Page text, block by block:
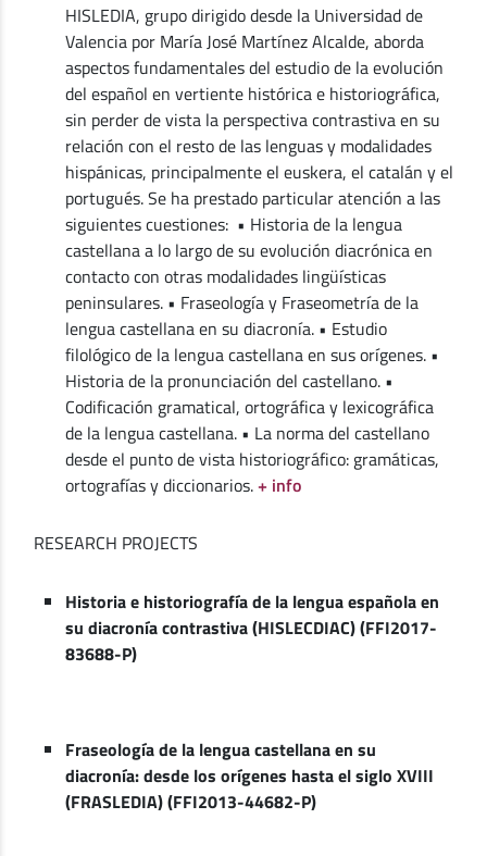
HISLEDIA, grupo dirigido desde la Universidad de
Valencia por María José Martínez Alcalde, aborda
aspectos fundamentales del estudio de la evolución
del español en vertiente histórica e historiográfica,
sin perder de vista la perspectiva contrastiva en su
relación con el resto de las lenguas y modalidades
hispánicas, principalmente el euskera, el catalán y el
portugués. Se ha prestado particular atención a las
siguientes cuestiones: • Historia de la lengua
castellana a lo largo de su evolución diacrónica en
contacto con otras modalidades lingüísticas
peninsulares. • Fraseología y Fraseometría de la
lengua castellana en su diacronía. • Estudio
filológico de la lengua castellana en sus orígenes. •
Historia de la pronunciación del castellano. •
Codificación gramatical, ortográfica y lexicográfica
de la lengua castellana. • La norma del castellano
desde el punto de vista historiográfico: gramáticas,
ortografías y diccionarios.+ info
RESEARCH PROJECTS
Historia e historiografía de la lengua española en
su diacronía contrastiva (HISLECDIAC) (FFI2017-
83688-P)
Fraseología de la lengua castellana en su
diacronía: desde los orígenes hasta el siglo XVIII
(FRASLEDIA) (FFI2013-44682-P)